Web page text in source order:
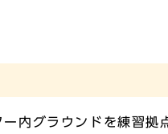
内グラウンドを練習拠